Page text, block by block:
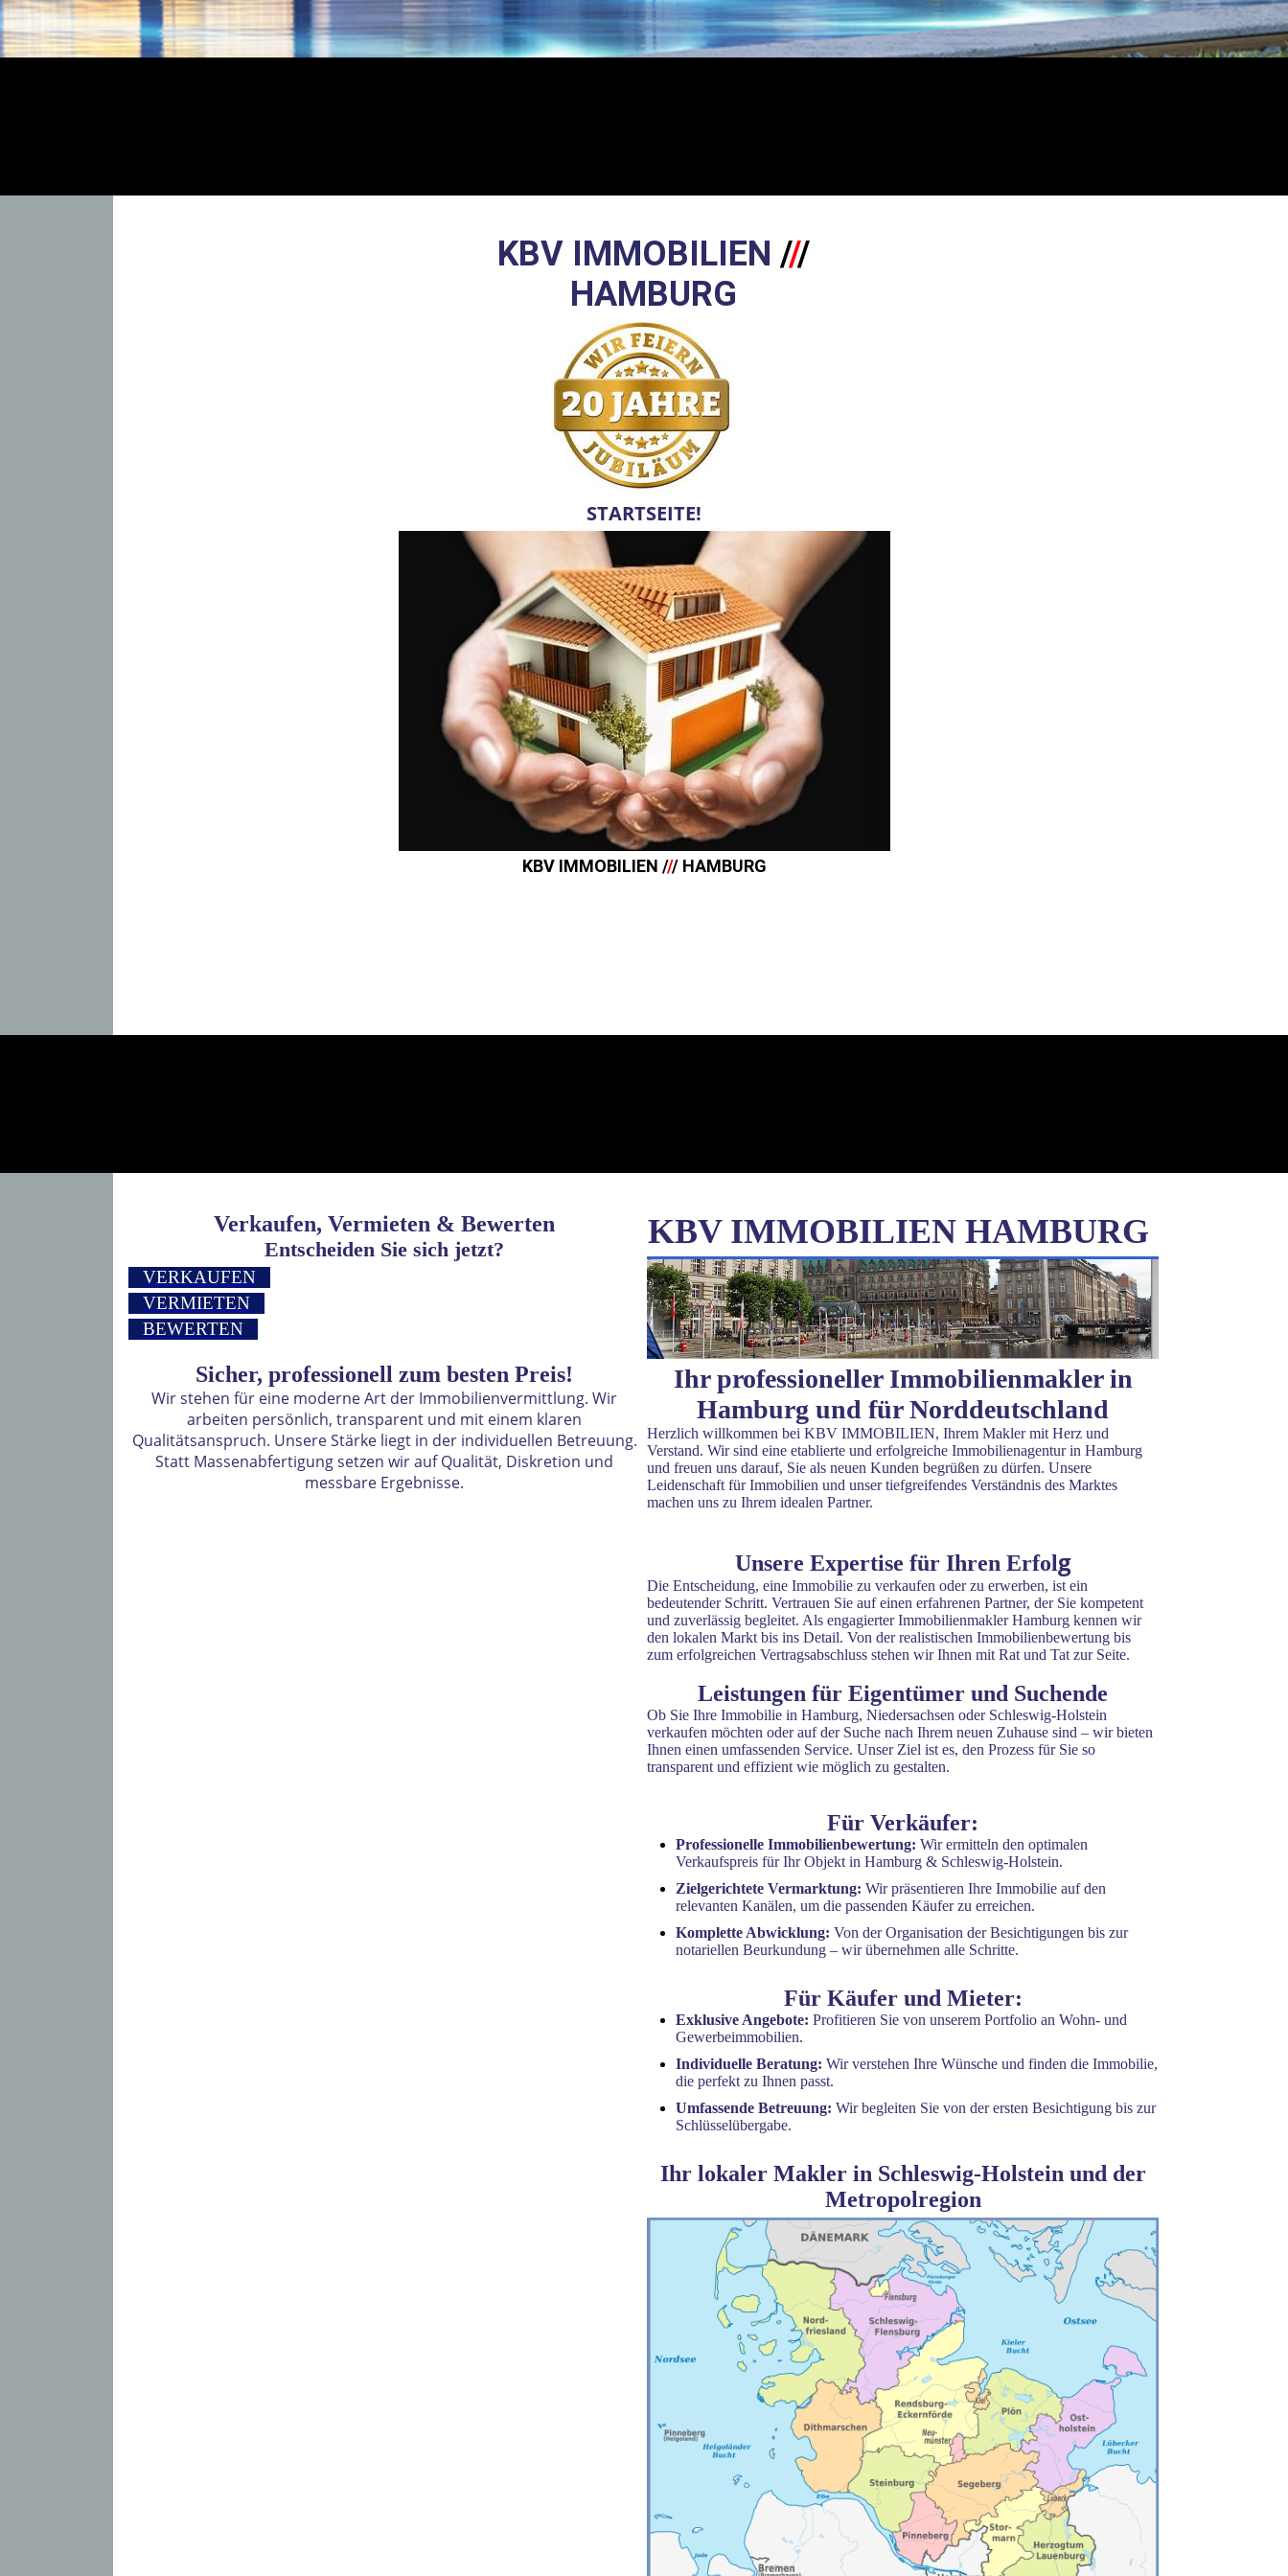
KBV IMMOBILIEN ///
HAMBURG
STARTSEITE!
KBV IMMOBILIEN /// HAMBURG
Verkaufen, Vermieten & Bewerten
Entscheiden Sie sich jetzt?
VERKAUFEN
VERMIETEN
BEWERTEN
Sicher, professionell zum besten Preis!
Wir stehen für eine moderne Art der Immobilienvermittlung. Wir
arbeiten persönlich, transparent und mit einem klaren
Qualitätsanspruch. Unsere Stärke liegt in der individuellen Betreuung.
Statt Massenabfertigung setzen wir auf Qualität, Diskretion und
messbare Ergebnisse.
KBV IMMOBILIEN HAMBURG
Ihr professioneller Immobilienmakler in
Hamburg und für Norddeutschland
Herzlich willkommen bei KBV IMMOBILIEN, Ihrem Makler mit Herz und
Verstand. Wir sind eine etablierte und erfolgreiche Immobilienagentur in Hamburg
und freuen uns darauf, Sie als neuen Kunden begrüßen zu dürfen. Unsere
Leidenschaft für Immobilien und unser tiefgreifendes Verständnis des Marktes
machen uns zu Ihrem idealen Partner.
Unsere Expertise für Ihren Erfolg
Die Entscheidung, eine Immobilie zu verkaufen oder zu erwerben, ist ein
bedeutender Schritt. Vertrauen Sie auf einen erfahrenen Partner, der Sie kompetent
und zuverlässig begleitet. Als engagierter Immobilienmakler Hamburg kennen wir
den lokalen Markt bis ins Detail. Von der realistischen Immobilienbewertung bis
zum erfolgreichen Vertragsabschluss stehen wir Ihnen mit Rat und Tat zur Seite.
Leistungen für Eigentümer und Suchende
Ob Sie Ihre Immobilie in Hamburg, Niedersachsen oder Schleswig-Holstein
verkaufen möchten oder auf der Suche nach Ihrem neuen Zuhause sind – wir bieten
Ihnen einen umfassenden Service. Unser Ziel ist es, den Prozess für Sie so
transparent und effizient wie möglich zu gestalten.
Für Verkäufer:
Professionelle Immobilienbewertung: Wir ermitteln den optimalen
Verkaufspreis für Ihr Objekt in Hamburg & Schleswig-Holstein.
Zielgerichtete Vermarktung: Wir präsentieren Ihre Immobilie auf den
relevanten Kanälen, um die passenden Käufer zu erreichen.
Komplette Abwicklung:Von der Organisation der Besichtigungen bis zur
notariellen Beurkundung – wir übernehmen alle Schritte.
Für Käufer und Mieter:
Exklusive Angebote: Profitieren Sie von unserem Portfolio an Wohn- und
Gewerbeimmobilien.
Individuelle Beratung: Wir verstehen Ihre Wünsche und finden die Immobilie,
die perfekt zu Ihnen passt.
Umfassende Betreuung: Wir begleiten Sie von der ersten Besichtigung bis zur
Schlüsselübergabe.
Ihr lokaler Makler in Schleswig-Holstein und der
Metropolregion